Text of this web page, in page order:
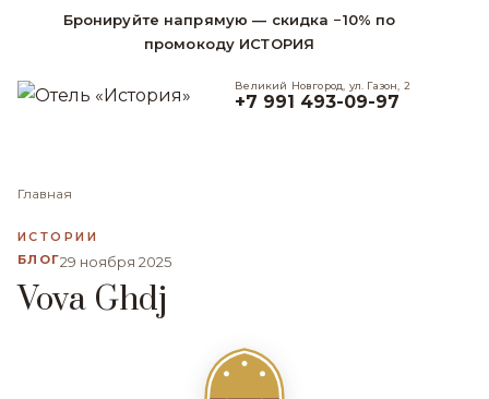
Бронируйте напрямую — скидка −10% по
промокоду ИСТОРИЯ
Великий Новгород, ул. Газон, 2
+7 991 493-09-97
Главная
ИСТОРИИ
БЛОГ29 ноября 2025
Vova Ghdj